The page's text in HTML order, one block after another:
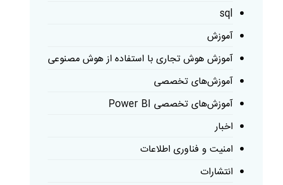
sql
آموزش
آموزش هوش تجاری با استفاده از هوش مصنوعی
آموزش‌های تخصصی
آموزش‌های تخصصی Power BI
اخبار
امنیت و فناوری اطلاعات
انتشارات